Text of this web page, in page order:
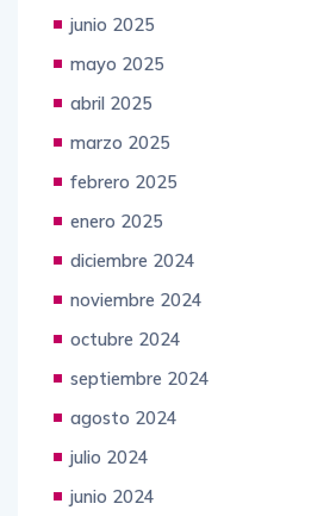
junio 2025
mayo 2025
abril 2025
marzo 2025
febrero 2025
enero 2025
diciembre 2024
noviembre 2024
octubre 2024
septiembre 2024
agosto 2024
julio 2024
junio 2024